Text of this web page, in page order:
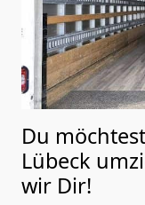
Du
Lübeck
wir Dir!